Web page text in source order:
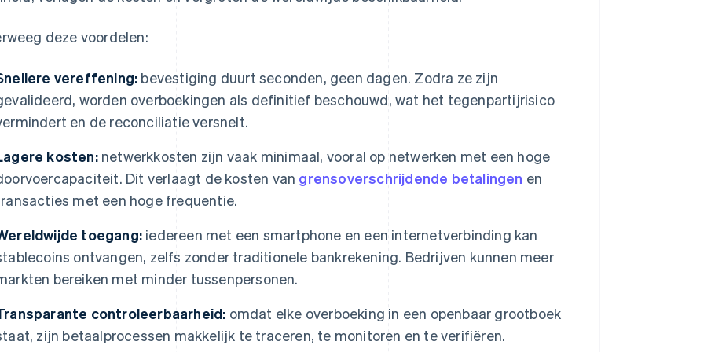
deze voordelen:
vereffening: bevestiging duurt seconden, geen dagen. Zodra ze zijn
worden overboekingen als definitief beschouwd, wat het tegenpartijrisico
en de reconciliatie versnelt.
kosten:netwerkkosten zijn vaak minimaal, vooral op netwerken met een hoge
Dit verlaagt de kosten van grensoverschrijdende betalingen en
met een hoge frequentie.
toegang: iedereen met een smartphone en een internetverbinding kan
ontvangen, zelfs zonder traditionele bankrekening. Bedrijven kunnen meer
bereiken met minder tussenpersonen.
controleerbaarheid: omdat elke overboeking in een openbaar grootboek
zijn betaalprocessen makkelijk te traceren, te monitoren en te verifiëren.